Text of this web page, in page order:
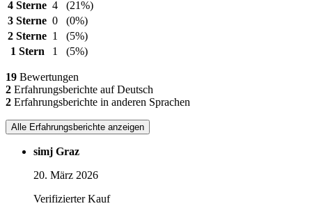
4 Sterne 4
(21%)
3 Sterne 0
(0%)
2 Sterne 1
(5%)
1 Stern
1 (5%)
19 Bewertungen
2 Erfahrungsberichte auf Deutsch
2 Erfahrungsberichte in anderen Sprachen
Alle Erfahrungsberichte anzeigen
simj Graz
20. März 2026
Verifizierter Kauf